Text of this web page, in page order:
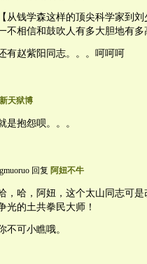
【从钱学森这样的顶尖科学家到
不相信和鼓吹人有多大胆地有多
有赵紫阳同志。。。呵呵呵
新天狱博
是抱怨呗。。。
回复 阿妞不牛
，哈，阿妞，这个太山同志可
光的土共拳民大师！
不可小瞧哦。